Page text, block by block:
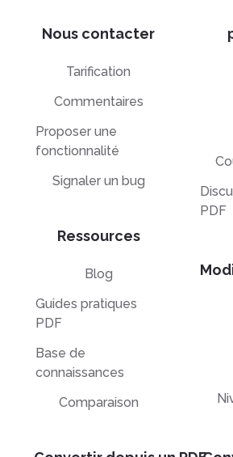
Nous contacter
Tarification
Commentaires
Proposer une
fonctionnalité
Signaler un bug
Ressources
Blog
Guides pratiques
PDF
Base de
connaissances
Comparaison
PDF